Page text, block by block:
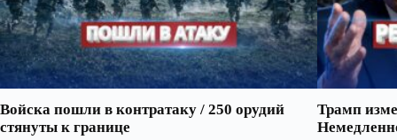
Войска пошли в контратаку / 250 орудий
стянуты к границе
Трамп